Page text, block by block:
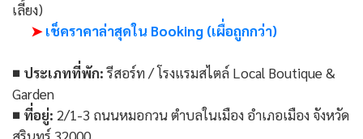
เลี้ยง)
➤ เช็คราคาล่าสุดใน Booking (เผื่อถูกกว่า)
■ ประเภทที่พัก:รีสอร์ท / โรงแรมสไตล์ Local Boutique &
Garden
■ ที่อยู่: 2/1-3 ถนนหมอกวน ตำบลในเมือง อำเภอเมือง จังหวัด